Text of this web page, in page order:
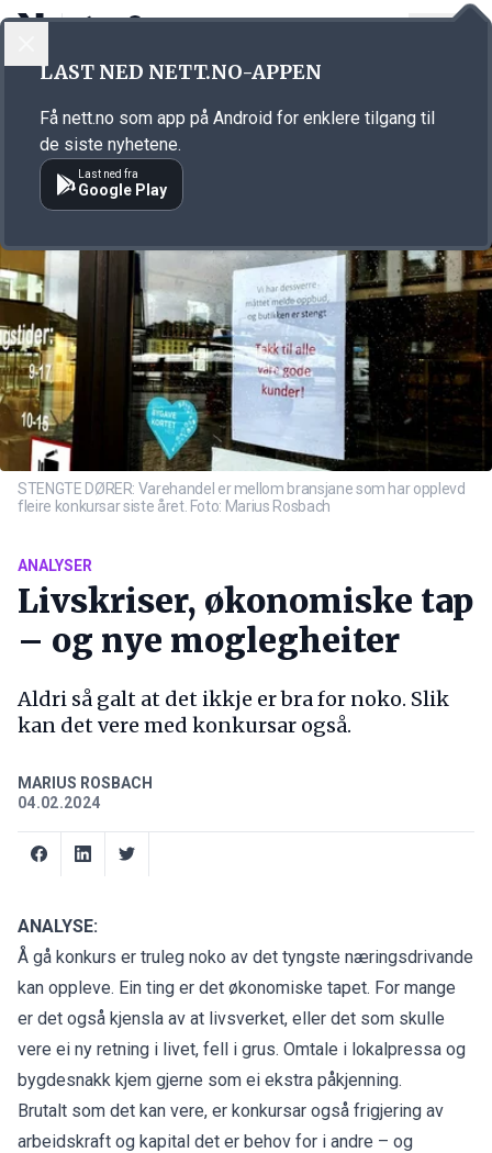
Annonsørinnhold
STENGTE DØRER: Varehandel er mellom bransjane som har opplevd
fleire konkursar siste året. Foto: Marius Rosbach
ANALYSER
Livskriser, økonomiske tap
– og nye moglegheiter
Aldri så galt at det ikkje er bra for noko. Slik
kan det vere med konkursar også.
MARIUS ROSBACH
04.02.2024
ANALYSE:
Å gå konkurs er truleg noko av det tyngste næringsdrivande
kan oppleve. Ein ting er det økonomiske tapet. For mange
er det også kjensla av at livsverket, eller det som skulle
vere ei ny retning i livet, fell i grus. Omtale i lokalpressa og
bygdesnakk kjem gjerne som ei ekstra påkjenning.
Brutalt som det kan vere, er konkursar også frigjering av
arbeidskraft og kapital det er behov for i andre – og
LAST NED NETT.NO-APPEN
Få nett.no som app på Android for enklere tilgang til
de siste nyhetene.
Last ned fra
Google Play